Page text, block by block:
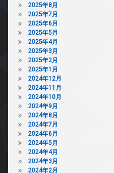
2025年8月
2025年7月
2025年6月
2025年5月
2025年4月
2025年3月
2025年2月
2025年1月
2024年12月
2024年11月
2024年10月
2024年9月
2024年8月
2024年7月
2024年6月
2024年5月
2024年4月
2024年3月
2024年2月